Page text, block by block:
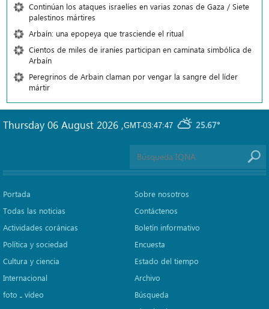
Continúan los ataques israelíes en varias zonas de Gaza / Siete
palestinos mártires
Arbaín: una epopeya que trasciende el ritual
Cientos de miles de iraníes participan en caminata simbólica de
Arbaín
Peregrinos de Arbain claman por vengar la sangre del líder
mártir
GMT-03:47:47 25.67°
Thursday 06 August 2026 ,
Portada
Todas las noticias
Actividades coránicas
Política y sociedad
Cultura y ciencia
Internacional
foto ـ vídeo
Sobre nosotros
Contáctenos
Boletín informativo
Encuesta
Estado del tiempo
Archivo
Búsqueda